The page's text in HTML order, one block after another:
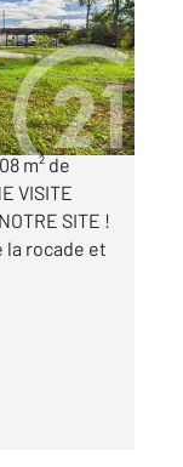
de Taille
m² de
VISITE
SITE !
la rocade et